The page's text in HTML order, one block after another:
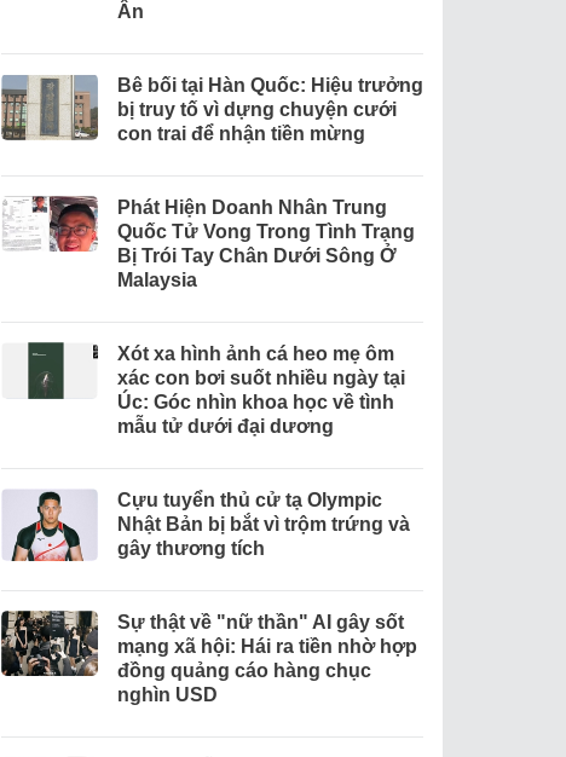
Ân
Bê bối tại Hàn Quốc: Hiệu trưởng
bị truy tố vì dựng chuyện cưới
con trai để nhận tiền mừng
Phát Hiện Doanh Nhân Trung
Quốc Tử Vong Trong Tình Trạng
Bị Trói Tay Chân Dưới Sông Ở
Malaysia
Xót xa hình ảnh cá heo mẹ ôm
xác con bơi suốt nhiều ngày tại
Úc: Góc nhìn khoa học về tình
mẫu tử dưới đại dương
Cựu tuyển thủ cử tạ Olympic
Nhật Bản bị bắt vì trộm trứng và
gây thương tích
Sự thật về "nữ thần" AI gây sốt
mạng xã hội: Hái ra tiền nhờ hợp
đồng quảng cáo hàng chục
nghìn USD